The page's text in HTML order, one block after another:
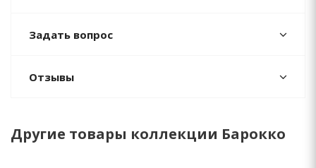
Задать вопрос
Отзывы
Другие товары коллекции Барокко